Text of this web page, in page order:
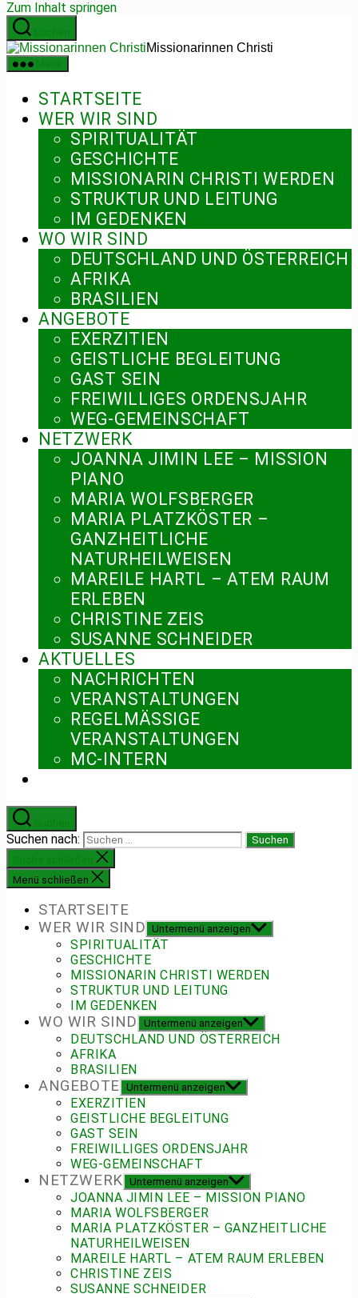
Zum Inhalt springen
Missionarinnen Christi
STARTSEITE
WER WIR SIND
SPIRITUALITÄT
GESCHICHTE
MISSIONARIN CHRISTI WERDEN
STRUKTUR UND LEITUNG
IM GEDENKEN
WO WIR SIND
DEUTSCHLAND UND ÖSTERREICH
AFRIKA
BRASILIEN
ANGEBOTE
EXERZITIEN
GEISTLICHE BEGLEITUNG
GAST SEIN
FREIWILLIGES ORDENSJAHR
WEG-GEMEINSCHAFT
NETZWERK
JOANNA JIMIN LEE – MISSION
PIANO
MARIA WOLFSBERGER
MARIA PLATZKÖSTER –
GANZHEITLICHE
NATURHEILWEISEN
MAREILE HARTL – ATEM RAUM
ERLEBEN
CHRISTINE ZEIS
SUSANNE SCHNEIDER
AKTUELLES
NACHRICHTEN
VERANSTALTUNGEN
REGELMÄSSIGE V
ERANSTALTUNGEN
MC-INTERN
Suchen nach:
Menü schließen
STARTSEITE
WER WIR SIND
Untermenü anzeigen
SPIRITUALITÄT
GESCHICHTE
MISSIONARIN CHRISTI WERDEN
STRUKTUR UND LEITUNG
IM GEDENKEN
WO WIR SIND Untermenü anzeigen
DEUTSCHLAND UND ÖSTERREICH
AFRIKA
BRASILIEN
ANGEBOTE Untermenü anzeigen
EXERZITIEN
GEISTLICHE BEGLEITUNG
GAST SEIN
FREIWILLIGES ORDENSJAHR
WEG-GEMEINSCHAFT
NETZWERK Untermenü anzeigen
JOANNA JIMIN LEE – MISSION PIANO
MARIA WOLFSBERGER
MARIA PLATZKÖSTER – GANZHEITLICHE
NATURHEILWEISEN
MAREILE HARTL – ATEM RAUM ERLEBEN
CHRISTINE ZEIS
SUSANNE SCHNEIDER